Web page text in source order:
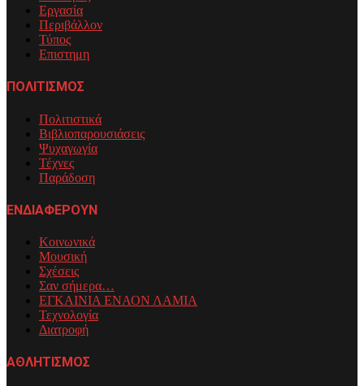
Εργασία
Περιβάλλον
Τύπος
Επιστημη
ΠΟΛΙΤΙΣΜΟΣ
Πολιτιστικά
Βιβλιοπαρουσιάσεις
Ψυχαγωγία
Τέχνες
Παράδοση
ΕΝΔΙΑΦΕΡΟΥΝ
Κοινωνικά
Μουσική
Σχέσεις
Σαν σήμερα…
ΕΓΚΑΙΝΙΑ ΕΝΑΟΝ ΛΑΜΙΑ
Τεχνολογία
Διατροφή
ΑΘΛΗΤΙΣΜΟΣ